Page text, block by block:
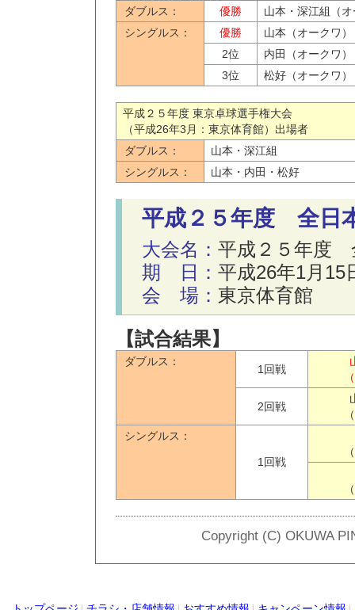
ダブルス： 優勝
山本・深江組（
シングルス：
優勝
山本（オークワ）
2位
内田（オークワ）
3位
松好（オークワ）
平成２５年度 東京卓球選手権大会
（平成26年3月：東京体育館）出場者
ダブルス：
山本・深江組
シングルス：
山本・内田・松好
平成２５年度 全日
大会名： 平成２５年度
期 日： 平成26年1月15
会 場： 東京体育館
【試合結果】
ダブルス：
1回戦
2回戦
シングルス：
1回戦
Copyright (C) OKUWA